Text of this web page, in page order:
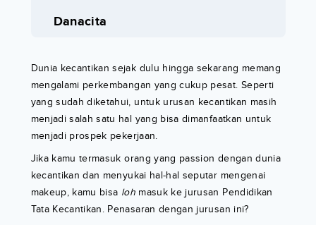
Danacita
Dunia kecantikan sejak dulu hingga sekarang memang
mengalami perkembangan yang cukup pesat. Seperti
yang sudah diketahui, untuk urusan kecantikan masih
menjadi salah satu hal yang bisa dimanfaatkan untuk
menjadi prospek pekerjaan.
Jika kamu termasuk orang yang passion dengan dunia
kecantikan dan menyukai hal-hal seputar mengenai
makeup, kamu bisa lohmasuk ke jurusan Pendidikan
Tata Kecantikan. Penasaran dengan jurusan ini?